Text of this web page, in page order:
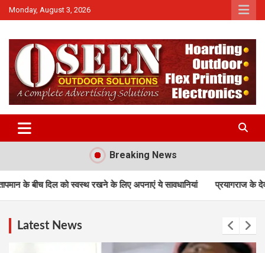
Monday, August 3, 2026
QTv India
Breaking News
रखने के लिए अपनाएं ये सावधानियां प्रयागराज के देव घाट मे फल विक्रेता क़ो
Latest News